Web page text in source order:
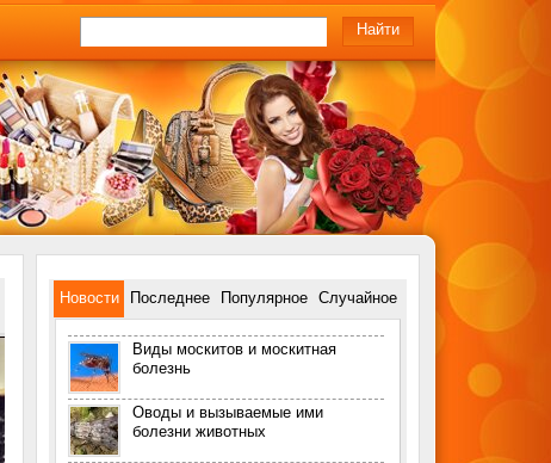
Новости Последнее Популярное Случайное
Виды москитов и москитная
болезнь
Оводы и вызываемые ими
болезни животных